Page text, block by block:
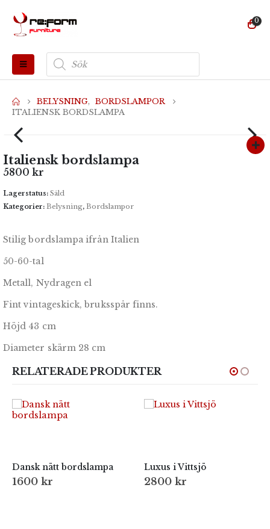
0
Produktsökning
BELYSNING, BORDSLAMPOR
ITALIENSK BORDSLAMPA
Italiensk bordslampa
5800 kr
Lagerstatus: Såld
Kategorier: Belysning, Bordslampor
Stilig bordslampa ifrån Italien
50-60-tal
Metall, Nydragen el
Fint vintageskick, bruksspår finns.
Höjd 43 cm
Diameter skärm 28 cm
RELATERADE PRODUKTER
Dansk nätt bordslampa
1600 kr
Luxus i Vittsjö
2800 kr